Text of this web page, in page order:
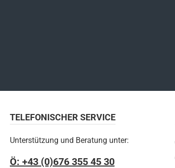
TELEFONISCHER SERVICE
Unterstützung und Beratung unter:
Ö: +43 (0)676 355 45 30